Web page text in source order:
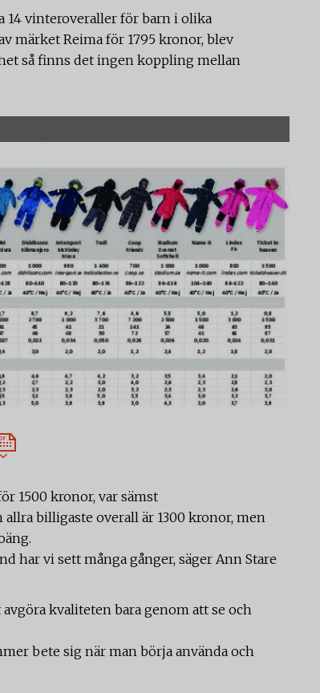
14 vinteroveraller för barn i olika
märket Reima för 1795 kronor, blev
så finns det ingen koppling mellan
1500 kronor, var sämst
billigaste overall är 1300 kronor, men
har vi sett många gånger, säger Ann Stare
kvaliteten bara genom att se och
bete sig när man börja använda och